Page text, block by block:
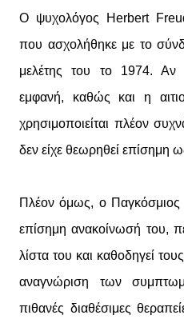
Ο ψυχολόγος Herbert
που ασχολήθηκε με το
μελέτης του το 1974. Αν
εμφανή, καθώς και η
χρησιμοποιείται πλέον
δεν είχε θεωρηθεί επίσημη
Πλέον όμως, ο Παγκόσμιος
επίσημη ανακοίνωσή του,
λίστα του και καθοδηγεί
αναγνώριση των
πιθανές διαθέσιμες